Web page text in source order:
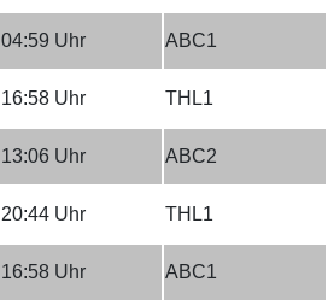
04:59 Uhr ABC1
16:58 Uhr THL1
13:06 Uhr ABC2
20:44 Uhr THL1
16:58 Uhr ABC1